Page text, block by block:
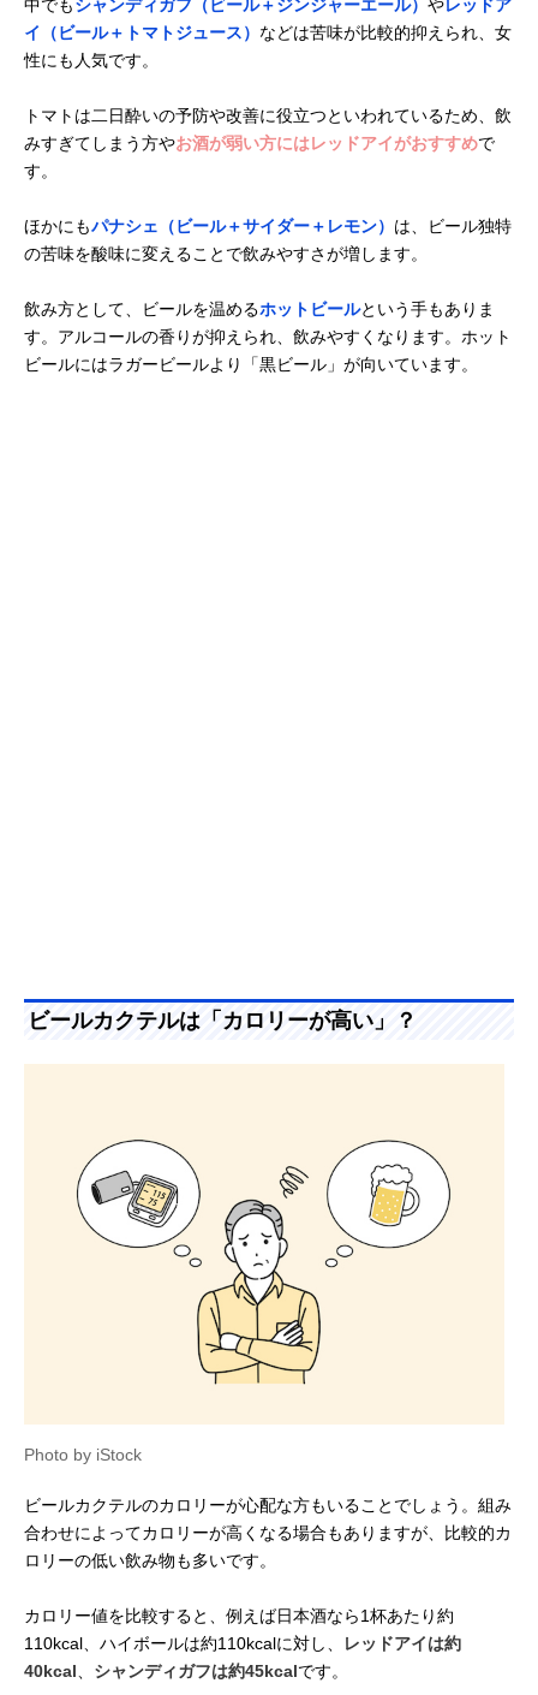
中でもシャンディガフ（ビール＋ジンジャーエール） やレッドア
イ（ビール＋トマトジュース） などは苦味が比較的抑えられ、女
性にも人気です。
トマトは二日酔いの予防や改善に役立つといわれているため、飲
みすぎてしまう方やお酒が弱い方にはレッドアイがおすすめで
す。
ほかにもパナシェ（ビール＋サイダー＋レモン） は、ビール独特
の苦味を酸味に変えることで飲みやすさが増します。
飲み方として、ビールを温めるホットビールという手もありま
す。アルコールの香りが抑えられ、飲みやすくなります。ホット
ビールにはラガービールより「黒ビール」が向いています。
ビールカクテルは「カロリーが高い」？
Photo by iStock
ビールカクテルのカロリーが心配な方もいることでしょう。組み
合わせによってカロリーが高くなる場合もありますが、比較的カ
ロリーの低い飲み物も多いです。
カロリー値を比較すると、例えば日本酒なら1杯あたり約
110kcal、ハイボールは約110kcalに対し、
レッドアイは約
40kcal、 シャンディガフは約45kcalです。